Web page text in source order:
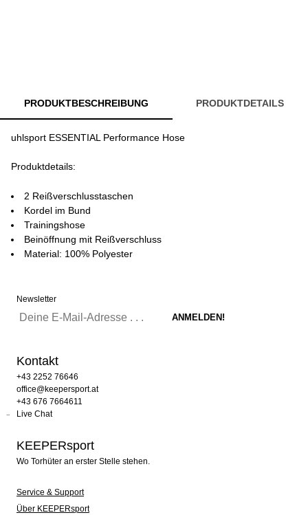
PRODUKTBESCHREIBUNG PRODUKTDETAILS
uhlsport ESSENTIAL Performance Hose
Produktdetails:
2 Reißverschlusstaschen
Kordel im Bund
Trainingshose
Beinöffnung mit Reißverschluss
Material: 100% Polyester
Newsletter
Kontakt
+43 2252 76646
office@keepersport.at
+43 676 7664611
Live Chat
KEEPERsport
Wo Torhüter an erster Stelle stehen.
Service & Support
Über KEEPERsport